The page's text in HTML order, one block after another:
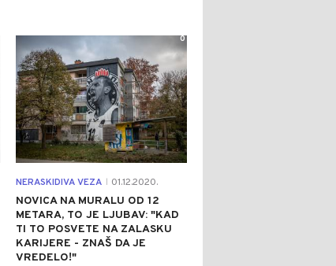
NERASKIDIVA VEZA 01.12.2020.
NOVICA NA MURALU OD 12
METARA, TO JE LJUBAV: "KAD
TI TO POSVETE NA ZALASKU
KARIJERE - ZNAŠ DA JE
VREDELO!"
0